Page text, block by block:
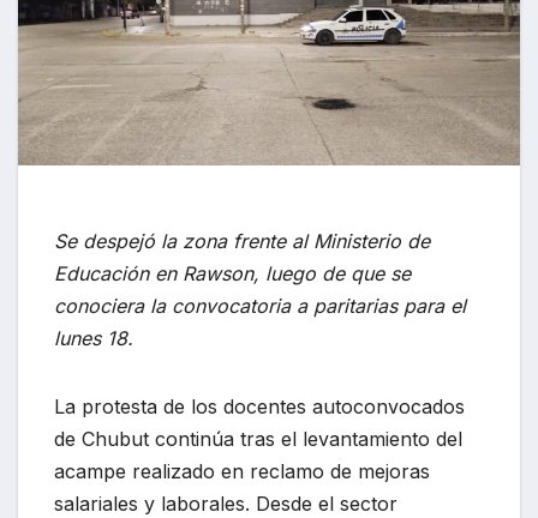
Se despejó la zona frente al Ministerio de
Educación en Rawson, luego de que se
conociera la convocatoria a paritarias para el
lunes 18.
La protesta de los docentes autoconvocados
de Chubut continúa tras el levantamiento del
acampe realizado en reclamo de mejoras
salariales y laborales. Desde el sector